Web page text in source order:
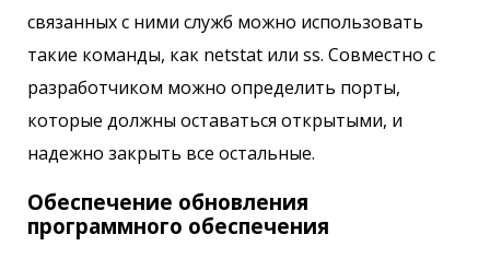
связанных с ними служб можно использовать
такие команды, как netstat или ss. Совместно с
разработчиком можно определить порты,
которые должны оставаться открытыми, и
надежно закрыть все остальные.
Обеспечение обновления
программного обеспечения